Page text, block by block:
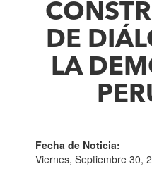
DE
LA
Fecha de Noticia:
Viernes, Septiembre 30,